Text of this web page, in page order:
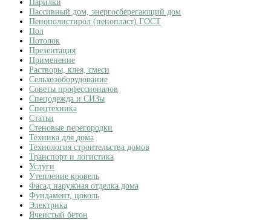
Парилки
Пассивный дом, энергосберегающий дом
Пенополистирол (пенопласт) ГОСТ
Пол
Потолок
Презентация
Применение
Растворы, клея, смеси
Сельхозоборудование
Советы профессионалов
Спецодежда и СИЗы
Спецтехника
Статьи
Стеновые перегородки
Техника для дома
Технология строительства домов
Транспорт и логистика
Услуги
Утепление кровель
Фасад наружная отделка дома
Фундамент, цоколь
Электрика
Ячеистый бетон